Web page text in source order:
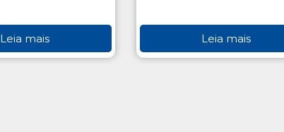
Leia mais Leia mais